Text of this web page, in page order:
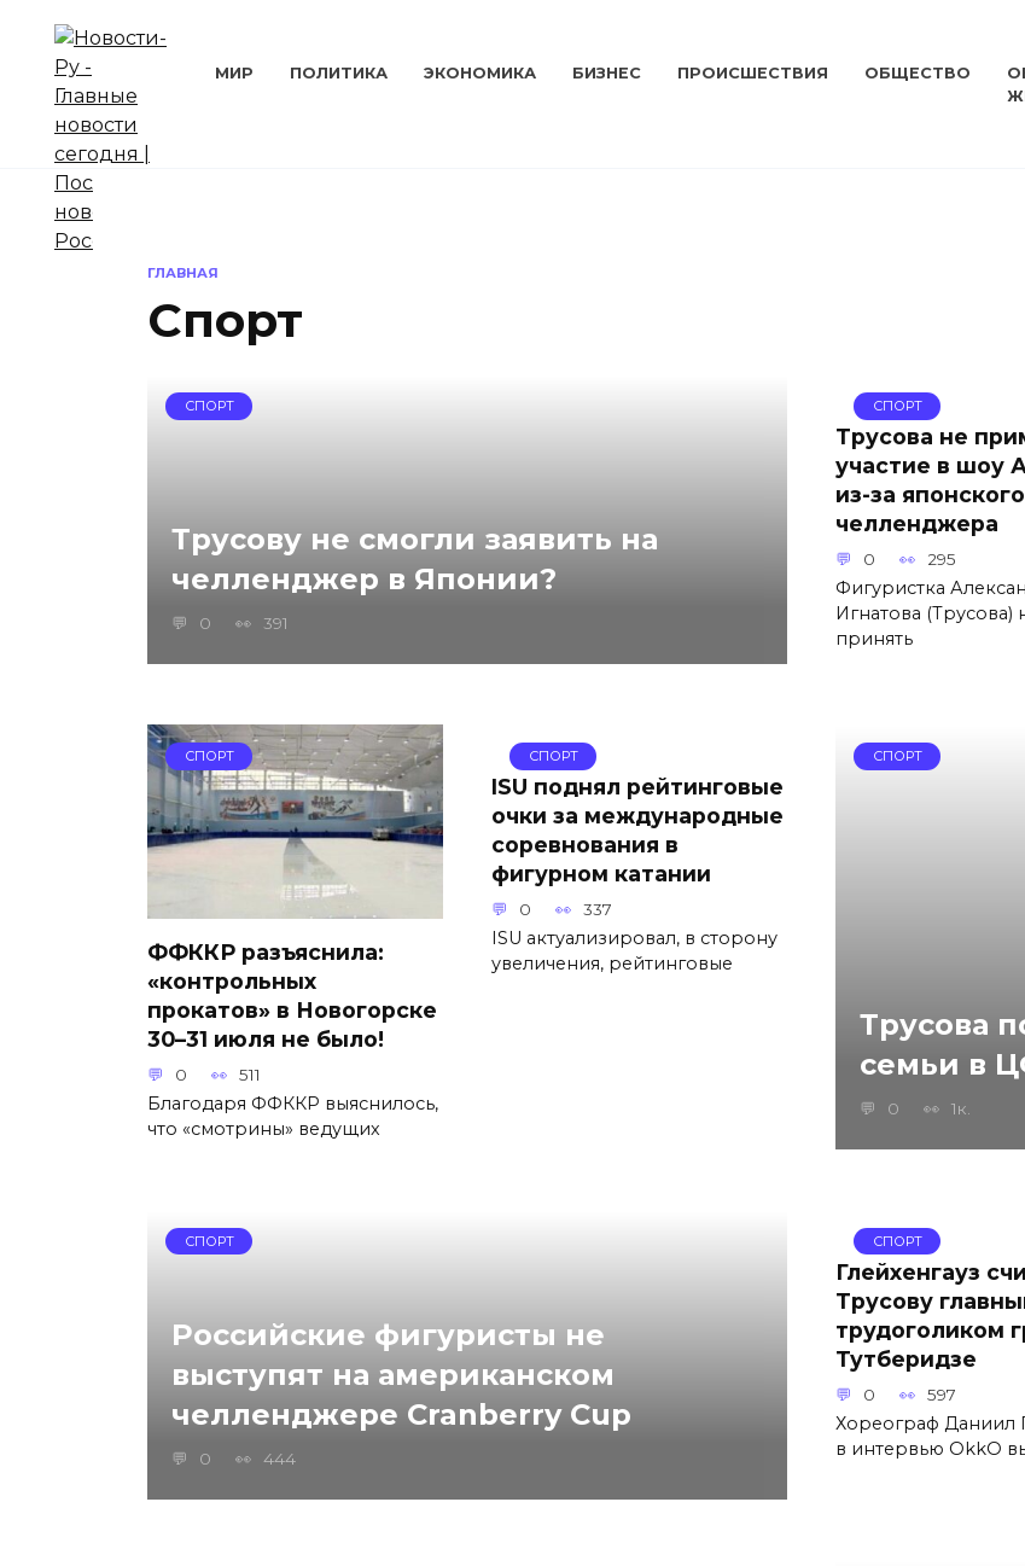
содержанию
МИР ПОЛИТИКА ЭКОНОМИКА БИЗНЕС ПРОИСШЕСТВИЯ ОБЩЕСТВО
ГЛАВНАЯ
Спорт
СПОРТ
Трусову не смогли заявить на
челленджер в Японии?
0 391
СПОРТ
Трусова не
участие в шоу
из-за японского
челленджера
0 295
Фигуристка
Игнатова (Трусова)
принять
СПОРТ
ФФККР разъяснила:
«контрольных
прокатов» в Новогорске
30–31 июля не было!
0 511
Благодаря ФФККР выяснилось,
что «смотрины» ведущих
СПОРТ
ISU поднял рейтинговые
очки за международные
соревнования в
фигурном катании
0 337
ISU актуализировал, в сторону
увеличения, рейтинговые
СПОРТ
Трусова
семьи в
0 1к.
СПОРТ
Российские фигуристы не
выступят на американском
челленджере Cranberry Cup
0 444
СПОРТ
Глейхенгауз
Трусову
трудоголиком
Тутберидзе
0 597
Хореограф Даниил
в интервью OkkO